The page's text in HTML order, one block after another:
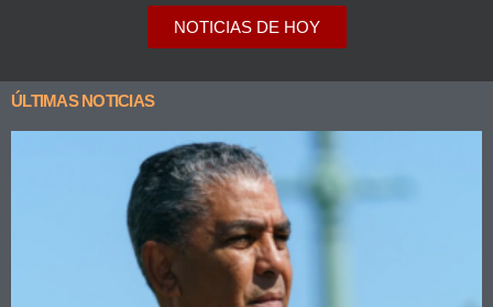
NOTICIAS DE HOY
ÚLTIMAS NOTICIAS